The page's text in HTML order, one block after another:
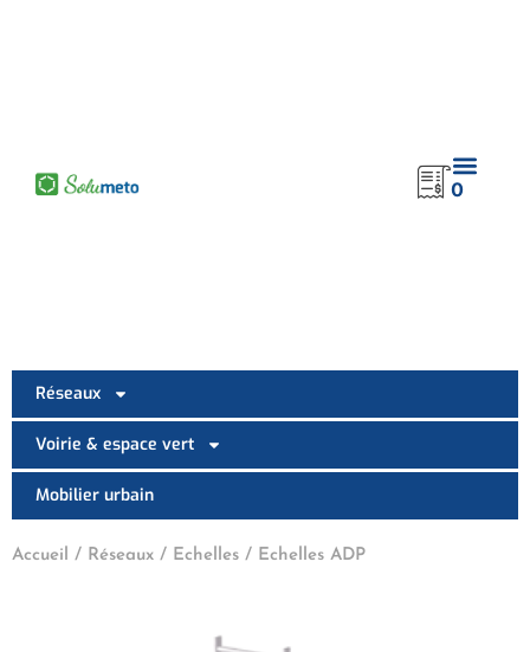
0
Réseaux
Voirie & espace vert
Mobilier urbain
Accueil / Réseaux / Echelles / Echelles ADP